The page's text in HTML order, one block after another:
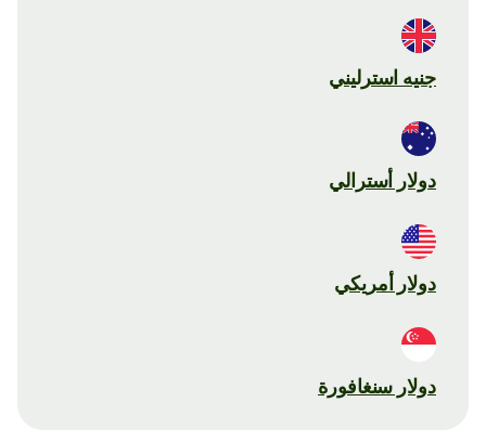
جنيه استرليني
دولار أسترالي
دولار أمريكي
دولار سنغافورة